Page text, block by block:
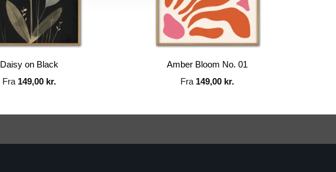
Daisy on Black
Fra 149,00 kr.
Amber Bloom No. 01
Fra 149,00 kr.